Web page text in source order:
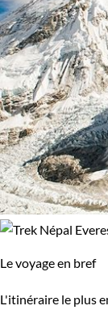
Le voyage en bref
L'itinéraire le plus